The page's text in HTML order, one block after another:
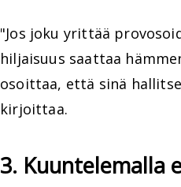
"Jos joku yrittää
hiljaisuus saattaa
osoittaa, että sinä
kirjoittaa.
3. Kuuntelemalla